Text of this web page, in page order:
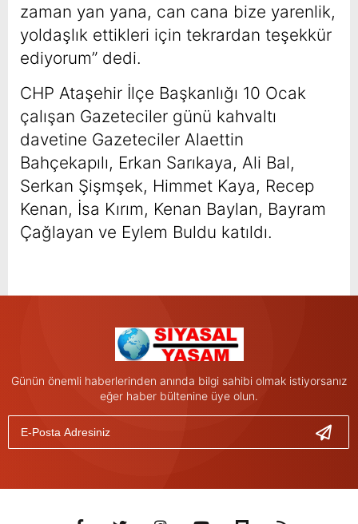
zaman yan yana, can cana bize yarenlik,
yoldaşlık ettikleri için tekrardan teşekkür
ediyorum” dedi.
CHP Ataşehir İlçe Başkanlığı 10 Ocak
çalışan Gazeteciler günü kahvaltı
davetine Gazeteciler Alaettin
Bahçekapılı, Erkan Sarıkaya, Ali Bal,
Serkan Şişmşek, Himmet Kaya, Recep
Kenan, İsa Kırım, Kenan Baylan, Bayram
Çağlayan ve Eylem Buldu katıldı.
Günün önemli haberlerinden anında bilgi sahibi olmak istiyorsanız
eğer haber bültenine üye olun.